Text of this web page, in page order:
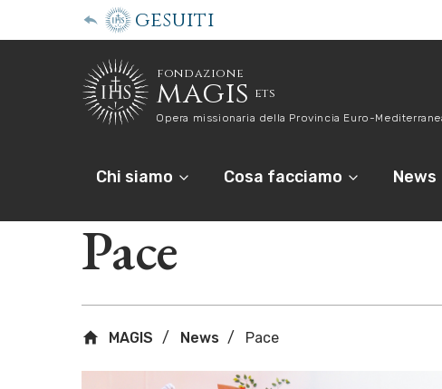
gesuiti
fondazione
magis ets
Opera missionaria della Provincia Euro-
Chi siamo Cosa facciamo News
Pace
MAGIS News Pace